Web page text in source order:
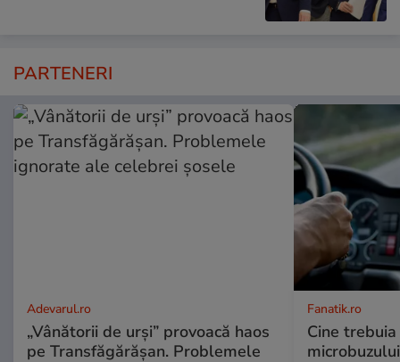
PARTENERI
Adevarul.ro
„Vânătorii de urși” provoacă haos
pe Transfăgărășan. Problemele
Fanatik.ro
Cine